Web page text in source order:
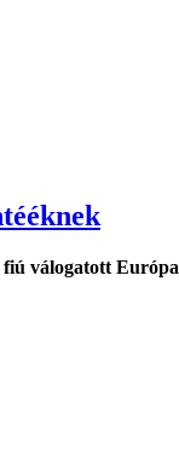
válogatott